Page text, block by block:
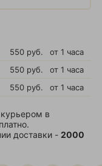
550 руб.
от 1 часа
550 руб.
от 1 часа
550 руб. от 1 часа
в
доставки - 2000